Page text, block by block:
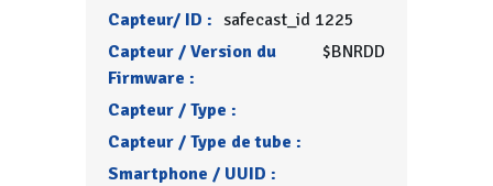
Capteur/ ID : safecast_id 1225
Capteur / Version du
Firmware :
$BNRDD
Capteur / Type :
Capteur / Type de tube :
Smartphone / UUID :